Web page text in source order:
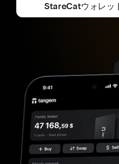
StareCatウォレッ